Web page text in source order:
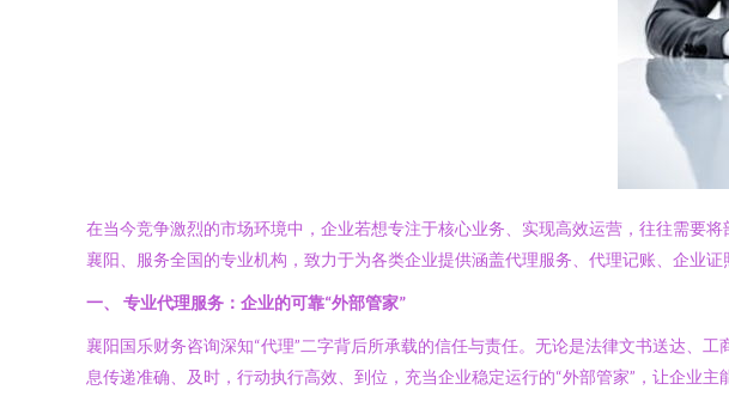
在当今竞争激烈的市场环境中，企业若想专注于核心业务、实现高效运营，往往需要
襄阳、服务全国的专业机构，致力于为各类企业提供涵盖代理服务、代理记账、企业
一、 专业代理服务：企业的可靠“外部管家”
襄阳国乐财务咨询深知“代理”二字背后所承载的信任与责任。无论是法律文书送达、
息传递准确、及时，行动执行高效、到位，充当企业稳定运行的“外部管家”，让企业主